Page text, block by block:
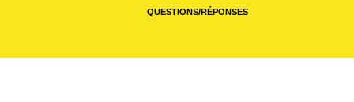
QUESTIONS/RÉPONSES